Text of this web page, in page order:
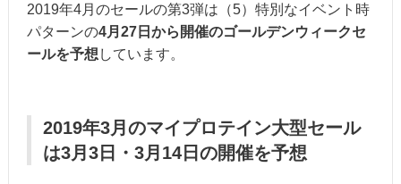
2019年4月のセールの第3弾は（5）特別なイベント時
パターンの4月27日から開催のゴールデンウィークセ
ールを予想 しています。
2019年3月のマイプロテイン大型セール
は3月3日・3月14日の開催を予想